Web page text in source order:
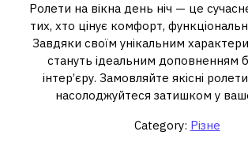
Ролети на вікна день ніч — це
тих, хто цінує комфорт,
Завдяки своїм унікальним
стануть ідеальним доповненням
інтер’єру. Замовляйте якісні
насолоджуйтеся затишком у
Category: Різне